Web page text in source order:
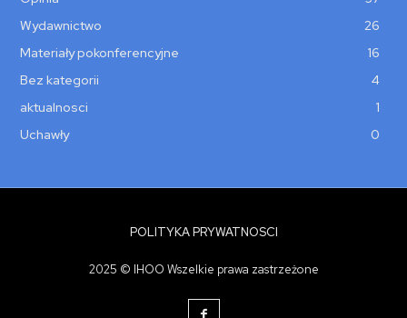
Wydawnictwo
26
Materiały pokonferencyjne
16
Bez kategorii
4
aktualnosci
1
Uchawły
0
POLITYKA PRYWATNOSCI
2025 © IHOO Wszelkie prawa zastrzeżone